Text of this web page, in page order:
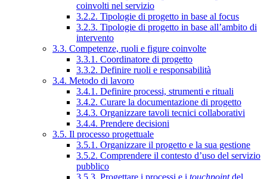
coinvolti nel servizio
3.2.2. Tipologie di progetto in base al focus
3.2.3. Tipologie di progetto in base all’ambito di
intervento
3.3. Competenze, ruoli e figure coinvolte
3.3.1. Coordinatore di progetto
3.3.2. Definire ruoli e responsabilità
3.4. Metodo di lavoro
3.4.1. Definire processi, strumenti e rituali
3.4.2. Curare la documentazione di progetto
3.4.3. Organizzare tavoli tecnici collaborativi
3.4.4. Prendere decisioni
3.5. Il processo progettuale
3.5.1. Organizzare il progetto e la sua gestione
3.5.2. Comprendere il contesto d’uso del servizio
pubblico
3.5.3. Progettare i processi e i touchpointdel